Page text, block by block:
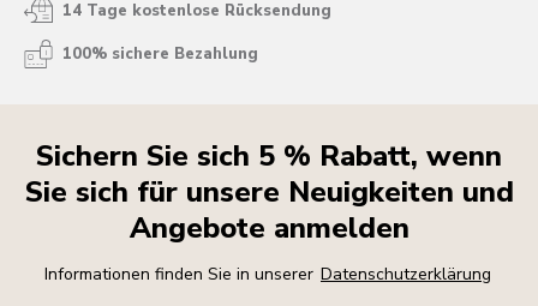
14 Tage kostenlose Rücksendung
100% sichere Bezahlung
Sichern Sie sich 5 % Rabatt, wenn
Sie sich für unsere Neuigkeiten und
Angebote anmelden
Informationen finden Sie in unserer Datenschutzerklärung